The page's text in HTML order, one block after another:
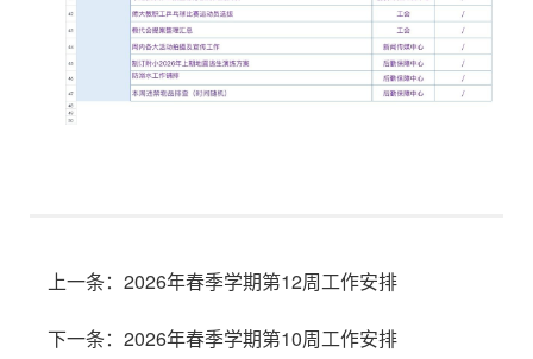
上一条： 2026年春季学期第12周工作安排
下一条： 2026年春季学期第10周工作安排